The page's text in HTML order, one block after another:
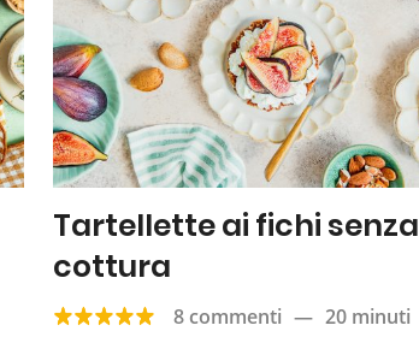
Tartellette ai fichi senza
cottura
8 commenti — 20 minuti